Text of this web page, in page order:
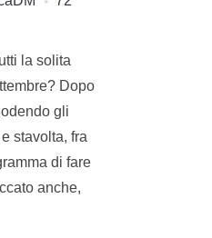
la solita
Dopo
gli
stavolta, fra
di fare
anche,